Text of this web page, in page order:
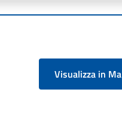
Visualizza in